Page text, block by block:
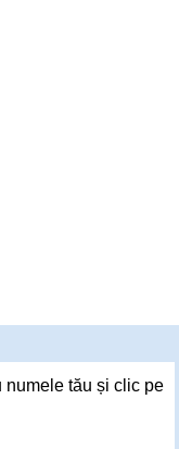
numele tău și clic pe